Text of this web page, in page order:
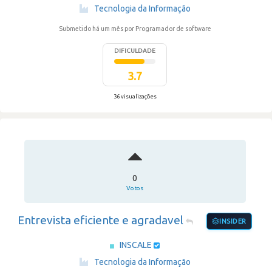
Tecnologia da Informação
Submetido há um mês por Programador de software
DIFICULDADE
3.7
36 visualizações
0
Votos
Entrevista eficiente e agradavel INSIDER
INSCALE
Tecnologia da Informação